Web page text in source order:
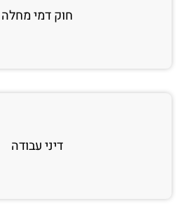
חוק דמי מחלה
דיני עבודה